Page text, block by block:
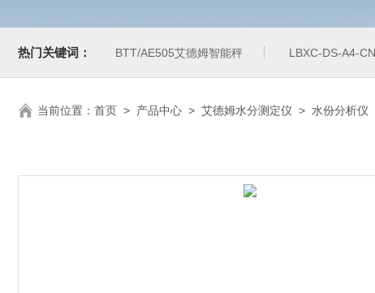
热门关键词： BTT/AE505艾德姆智能秤 LBXC-DS-A4-
当前位置： 首页 > 产品中心 > 艾德姆水分测定仪 > 水份分析仪